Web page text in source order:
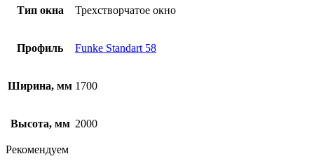
Тип окна Трехстворчатое окно
Профиль Funke Standart 58
Ширина, мм 1700
Высота, мм 2000
Рекомендуем